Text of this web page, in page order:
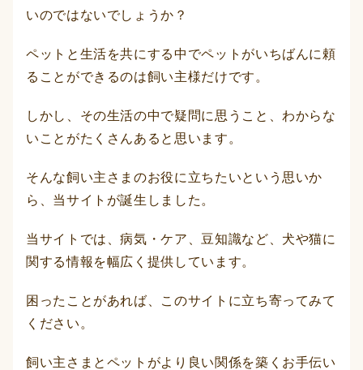
いのではないでしょうか？
ペットと生活を共にする中でペットがいちばんに頼
ることができるのは飼い主様だけです。
しかし、その生活の中で疑問に思うこと、わからな
いことがたくさんあると思います。
そんな飼い主さまのお役に立ちたいという思いか
ら、当サイトが誕生しました。
当サイトでは、病気・ケア、豆知識など、犬や猫に
関する情報を幅広く提供しています。
困ったことがあれば、このサイトに立ち寄ってみて
ください。
飼い主さまとペットがより良い関係を築くお手伝い